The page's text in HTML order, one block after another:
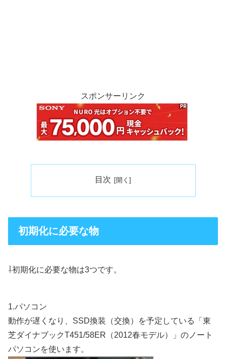
スポンサーリンク
目次
初期化に必要な物
⇩初期化に必要な物は3つです。
1.パソコン
動作が遅くなり、SSD換装（交換）を予定している「東
芝ダイナブックT451/58ER（2012春モデル）」のノート
パソコンを使います。